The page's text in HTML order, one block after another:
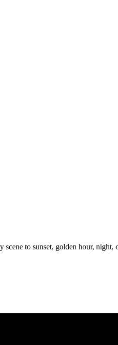
to sunset, golden hour,